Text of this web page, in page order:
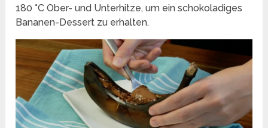
180 °C Ober- und Unterhitze, um ein schokoladiges
Bananen-Dessert zu erhalten.